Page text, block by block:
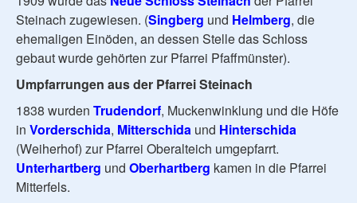
Steinach zugewiesen. (Singberg und Helmberg, die
ehemaligen Einöden, an dessen Stelle das Schloss
gebaut wurde gehörten zur Pfarrei Pfaffmünster).
Umpfarrungen aus der Pfarrei Steinach
1838 wurden Trudendorf, Muckenwinklung und die Höfe
in Vorderschida, Mitterschida und Hinterschida
(Weiherhof) zur Pfarrei Oberalteich umgepfarrt.
Unterhartberg und Oberhartberg kamen in die Pfarrei
Mitterfels.